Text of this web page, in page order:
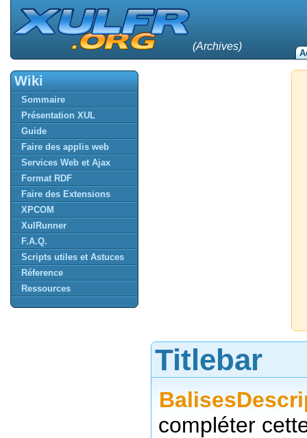
(Archives)
Titlebar
compléter
Wiki
Sommaire
Présentation XUL
Guide
Faire des applis web
Services Web et Ajax
Format RDF
Faire des Extensions
XPCOM
XulRunner
F.A.Q.
Scripts utiles et Astuces
Réference
Ressources